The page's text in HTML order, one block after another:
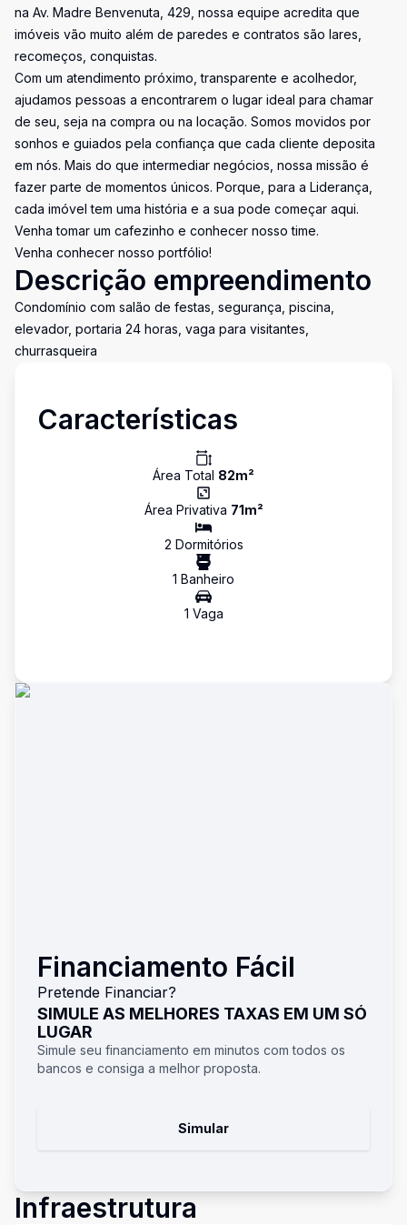
na Av. Madre Benvenuta, 429, nossa equipe acredita que
imóveis vão muito além de paredes e contratos são lares,
recomeços, conquistas.
Com um atendimento próximo, transparente e acolhedor,
ajudamos pessoas a encontrarem o lugar ideal para chamar
de seu, seja na compra ou na locação. Somos movidos por
sonhos e guiados pela confiança que cada cliente deposita
em nós. Mais do que intermediar negócios, nossa missão é
fazer parte de momentos únicos. Porque, para a Liderança,
cada imóvel tem uma história e a sua pode começar aqui.
Venha tomar um cafezinho e conhecer nosso time.
Venha conhecer nosso portfólio!
Descrição empreendimento
Condomínio com salão de festas, segurança, piscina,
elevador, portaria 24 horas, vaga para visitantes,
churrasqueira
Características
Área Total 82m²
Área Privativa 71m²
2 Dormitórios
1 Banheiro
1 Vaga
Financiamento Fácil
Pretende Financiar?
SIMULE AS MELHORES TAXAS EM UM SÓ
LUGAR
Simule seu financiamento em minutos com todos os
bancos e consiga a melhor proposta.
Simular
Infraestrutura